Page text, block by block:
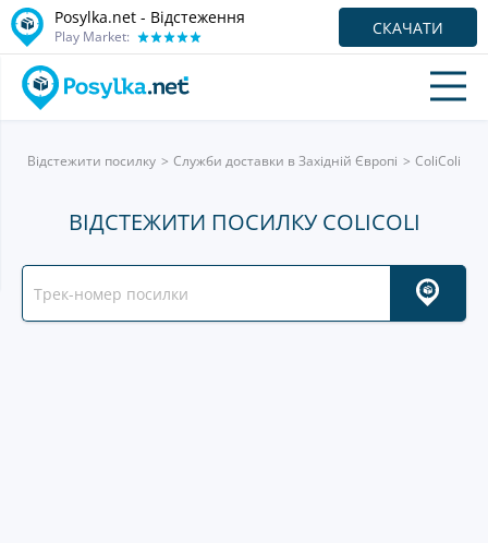
Posylka.net - Відстеження
Play Market: СКАЧАТИ
Відстежити посилку Служби доставки в Західній Європі ColiColi
ВІДСТЕЖИТИ ПОСИЛКУ COLICOLI